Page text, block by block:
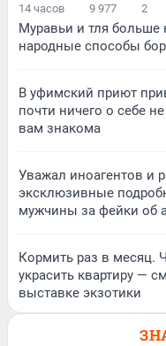
14 часов 9 977 2
Муравьи и тля больше
народные способы
В уфимский приют
почти ничего о себе
вам знакома
Уважал иноагентов и
эксклюзивные
мужчины за фейки об
Кормить раз в
украсить квартиру —
выставке экзотики